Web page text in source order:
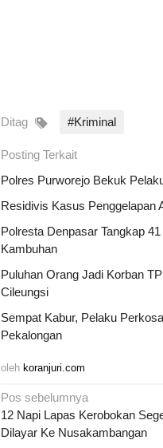
Ditag #Kriminal
Posting Terkait
Polres Purworejo Bekuk
Residivis Kasus Penggelapan
Polresta Denpasar Tangkap
Kambuhan
Puluhan Orang Jadi Korban
Cileungsi
Sempat Kabur, Pelaku
Pekalongan
oleh koranjuri.com
Navigasi
pos
Pos sebelumnya
12 Napi Lapas Kerobokan
Dilayar Ke Nusakambangan